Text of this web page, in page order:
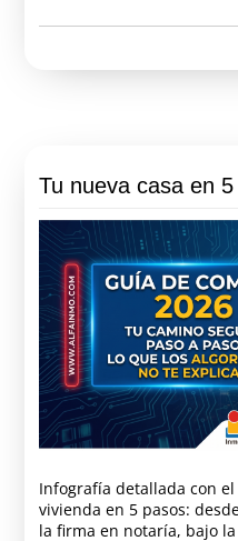
Tu nueva casa en
Infografía detallada con
vivienda en 5 pasos:
la firma en notaría, bajo